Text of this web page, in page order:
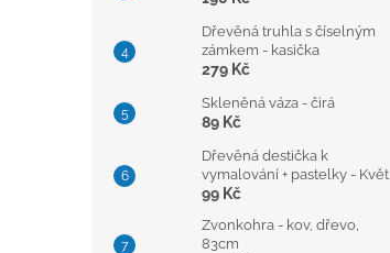
Dřevěná truhla s číselným
zámkem - kasička
279 Kč
Skleněná váza - čirá
89 Kč
Dřevěná destička k
vymalování + pastelky - Květ
99 Kč
Zvonkohra - kov, dřevo,
83cm